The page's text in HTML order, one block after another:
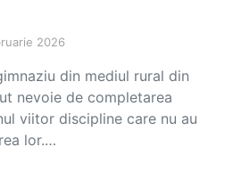
2026
din mediul rural din
nevoie de completarea
viitor discipline care nu au
lor.…